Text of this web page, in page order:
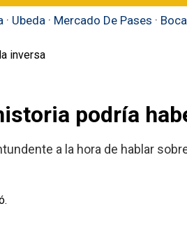
· Ubeda · Mercado De Pases ·
podría
a la hora de hablar